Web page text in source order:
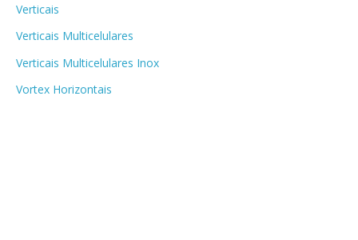
Verticais
Verticais Multicelulares
Verticais Multicelulares Inox
Vortex Horizontais